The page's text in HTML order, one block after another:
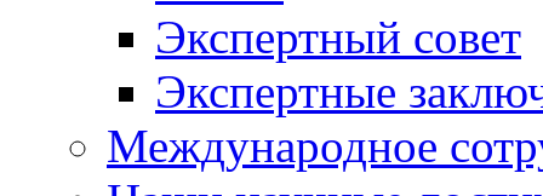
Экспертный совет
Экспертные
Международное